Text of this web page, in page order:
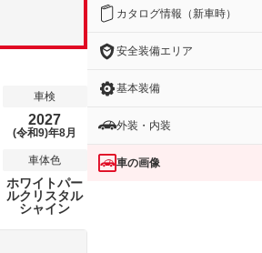
車検
2027
(令和9)年8月
車体色
ホワイトパー
ルクリスタル
シャイン
カタログ情報（新車時）
安全装備エリア
基本装備
外装・内装
車の画像